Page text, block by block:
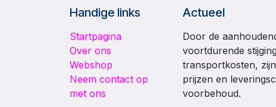
Handige links
Startpagina
Over ons
Webshop
Neem contact op
met ons
Actueel
Door de
voortdurende
transportkosten,
prijzen en
voorbehoud.